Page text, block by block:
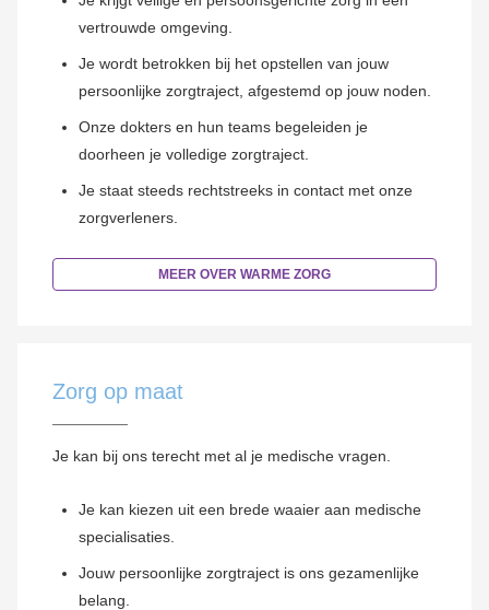
vertrouwde omgeving.
Je wordt betrokken bij het opstellen van jouw
persoonlijke zorgtraject, afgestemd op jouw noden.
Onze dokters en hun teams begeleiden je
doorheen je volledige zorgtraject.
Je staat steeds rechtstreeks in contact met onze
zorgverleners.
MEER OVER WARME ZORG
Zorg op maat
Je kan bij ons terecht met al je medische vragen.
Je kan kiezen uit een brede waaier aan medische
specialisaties.
Jouw persoonlijke zorgtraject is ons gezamenlijke
belang.